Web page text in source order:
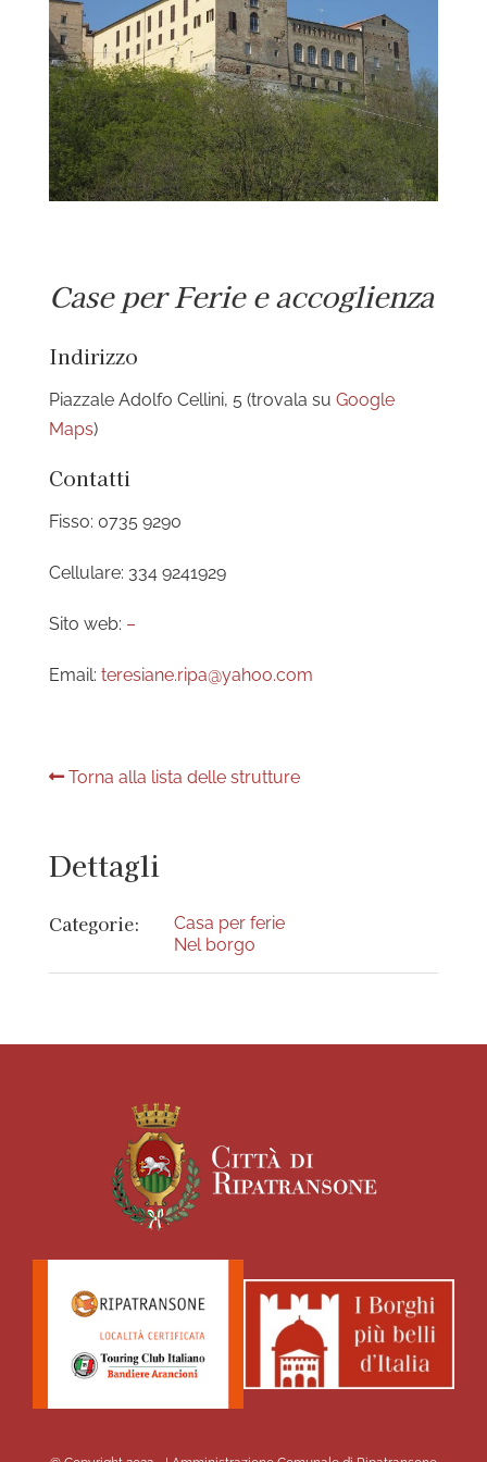
Case per Ferie e accoglienza
Indirizzo
Piazzale Adolfo Cellini, 5 (trovala su Google
Maps)
Contatti
Fisso: 0735 9290
Cellulare: 334 9241929
Sito web: –
Email: teresiane.ripa@yahoo.com
Torna alla lista delle strutture
Dettagli
Categorie:
Casa per ferie
Nel borgo